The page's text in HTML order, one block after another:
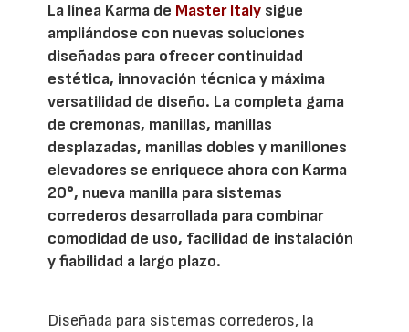
La línea Karma de Master Italy sigue
ampliándose con nuevas soluciones
diseñadas para ofrecer continuidad
estética, innovación técnica y máxima
versatilidad de diseño. La completa gama
de cremonas, manillas, manillas
desplazadas, manillas dobles y manillones
elevadores se enriquece ahora con Karma
20°, nueva manilla para sistemas
correderos desarrollada para combinar
comodidad de uso, facilidad de instalación
y fiabilidad a largo plazo.
Diseñada para sistemas correderos, la